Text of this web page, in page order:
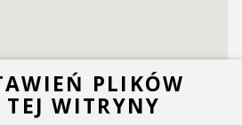
PLIKÓW
WITRYNY